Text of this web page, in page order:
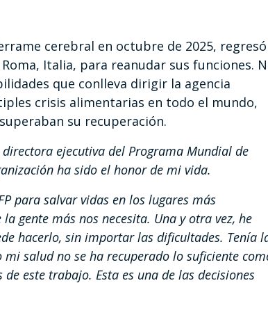
cerebral en octubre de 2025,
Italia, para reanudar sus funciones.
que conlleva dirigir la agencia
crisis alimentarias en todo el mundo,
su recuperación.
ejecutiva del Programa Mundial de
ha sido el honor de mi vida.
para salvar vidas en los lugares más
gente más nos necesita. Una y otra vez, he
hacerlo, sin importar las dificultades. Tenía
salud no se ha recuperado lo suficiente
este trabajo. Esta es una de las decisiones